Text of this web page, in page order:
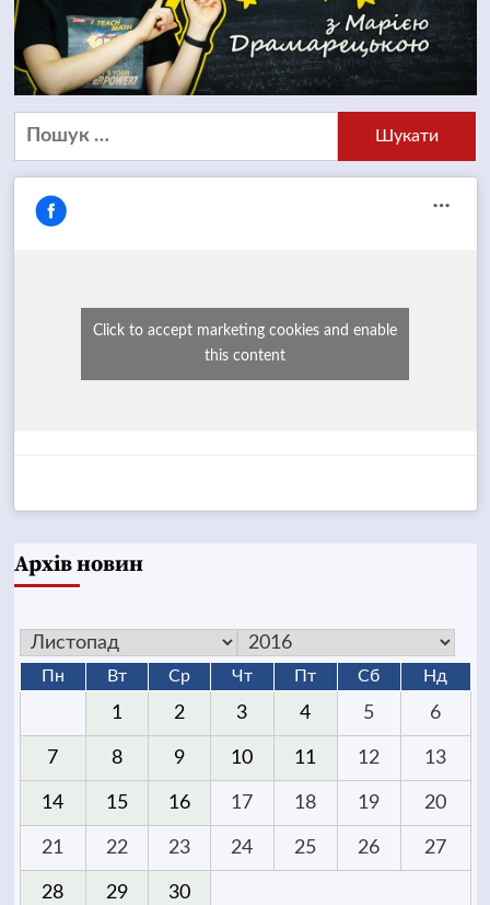
Пошук:
Click to accept marketing cookies and enable
this content
Архів новин
Пн Вт Ср Чт Пт Сб Нд
1 2 3 4 5 6
7 8 9 10 11 12 13
14 15 16 17 18 19 20
21 22 23 24 25 26 27
28 29 30